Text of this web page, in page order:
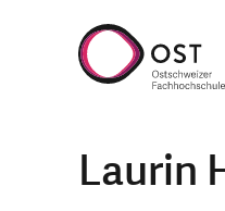
Laurin